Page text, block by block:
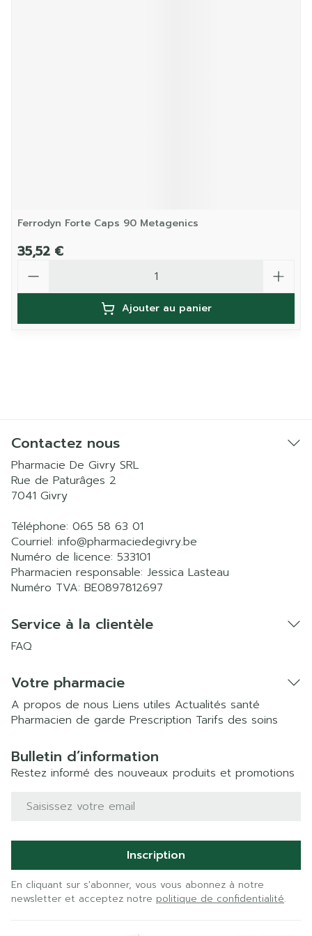
Ferrodyn Forte Caps 90 Metagenics
35,52 €
Ajouter au panier
Contactez nous
Pharmacie De Givry SRL
Rue de Paturâges 2
7041 Givry
Téléphone: 065 58 63 01
Courriel: info@pharmaciedegivry.be
Numéro de licence: 533101
Pharmacien responsable: Jessica Lasteau
Numéro TVA: BE0897812697
Service à la clientèle
FAQ
Votre pharmacie
A propos de nous Liens utiles Actualités santé
Pharmacien de garde Prescription Tarifs des soins
Bulletin d’information
Restez informé des nouveaux produits et promotions
Adresse mail
Inscription
En cliquant sur s'abonner, vous vous abonnez à notre
newsletter et acceptez notre politique de confidentialité.